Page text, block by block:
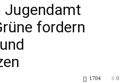
Jugendamt
fordern
0
1704